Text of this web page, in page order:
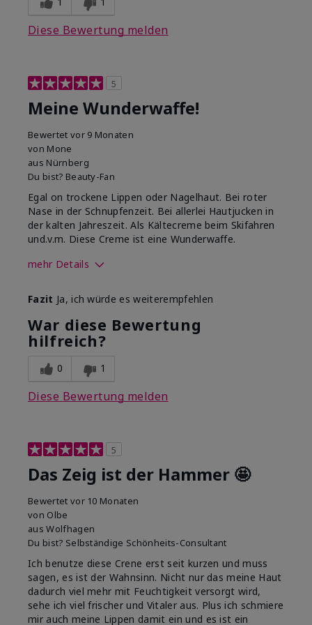
Diese Bewertung melden
5
Meine Wunderwaffe!
Bewertet vor 9 Monaten
von Mone
aus Nürnberg
Du bist? Beauty-Fan
Egal on trockene Lippen oder Nagelhaut. Bei roter
Nase in der Schnupfenzeit. Bei allerlei Hautjucken in
der kalten Jahreszeit. Als Kältecreme beim Skifahren
und.v.m. Diese Creme ist eine Wunderwaffe.
mehr Details
Anwendungserfahrung
mit dem Produkt
insgesamt?
Lässt sich gleichmäßig
Fazit Ja, ich würde es weiterempfehlen
War diese Bewertung
hilfreich?
0 1
Diese Bewertung melden
5
Das Zeig ist der Hammer 🤩
Bewertet vor 10 Monaten
von Olbe
aus Wolfhagen
Du bist? Selbständige Schönheits-Consultant
Ich benutze diese Crene erst seit kurzen und muss
sagen, es ist der Wahnsinn. Nicht nur das meine Haut
dadurch viel mehr mit Feuchtigkeit versorgt wird,
sehe ich viel frischer und Vitaler aus. Plus ich schmiere
mir auch meine Lippen damit ein und es ist ein